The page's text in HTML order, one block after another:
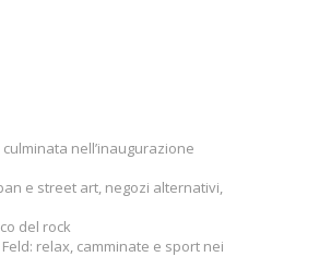
nell’inaugurazione
e street art, negozi alternativi,
del rock
relax, camminate e sport nei